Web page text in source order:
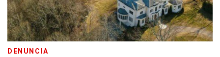
DENUNCIA